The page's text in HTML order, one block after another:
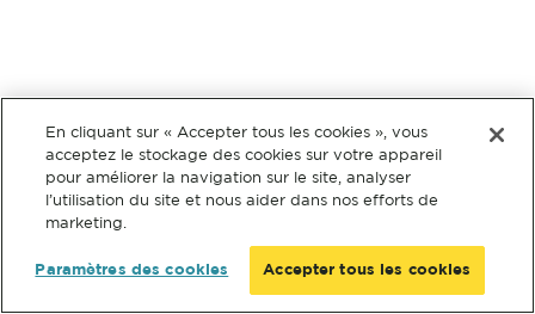
En cliquant sur « Accepter tous les cookies », vous
acceptez le stockage des cookies sur votre appareil
pour améliorer la navigation sur le site, analyser
l’utilisation du site et nous aider dans nos efforts de
marketing.
Paramètres des cookies Accepter tous les cookies